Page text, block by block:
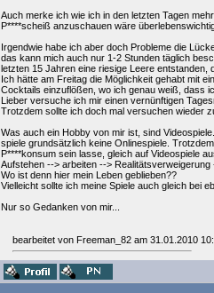
Auch merke ich wie ich in den letzten Tagen
P****scheiß anzuschauen wäre
Irgendwie habe ich aber doch Probleme die
das kann mich auch nur 1-2 Stunden täglich
letzten 15 Jahren eine riesige Leere entstanden,
Ich hätte am Freitag die Möglichkeit gehabt mit
Cocktails einzuflößen, wo ich genau weiß, dass
Lieber versuche ich mir einen vernünftigen
Trotzdem sollte ich doch mal versuchen wieder
Was auch ein Hobby von mir ist, sind
spiele grundsätzlich keine Onlinespiele.
P****konsum sein lasse, gleich auf Videospiele
Aufstehen --> arbeiten --> Realitätsverweigerung
Wo ist denn hier mein Leben geblieben??
Vielleicht sollte ich meine Spiele auch gleich bei
Nur so Gedanken von mir...
bearbeitet von Freeman_82 am 31.01.2010